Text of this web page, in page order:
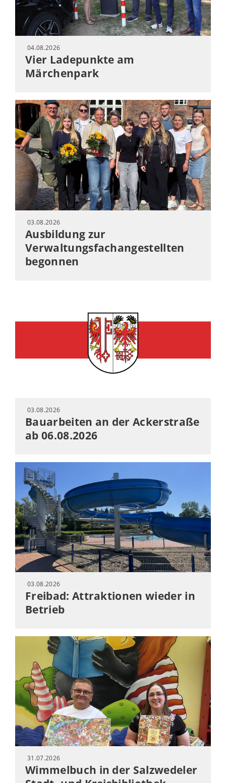
04.08.2026
Vier Ladepunkte am
Märchenpark
03.08.2026
Ausbildung zur
Verwaltungsfachangestellten
begonnen
03.08.2026
Bauarbeiten an der Ackerstraße
ab 06.08.2026
03.08.2026
Freibad: Attraktionen wieder in
Betrieb
31.07.2026
Wimmelbuch in der Salzwedeler